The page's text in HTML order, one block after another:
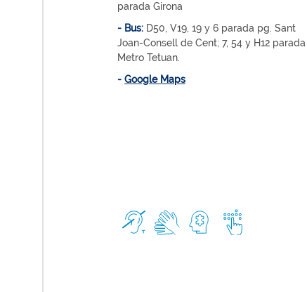
parada Girona
- Bus: D50, V19, 19 y 6 parada pg. Sant
Joan-Consell de Cent; 7, 54 y H12 parada
Metro Tetuan.
- Google Maps